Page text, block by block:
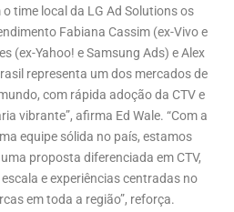
time local da LG Ad Solutions os
Fabiana Cassim (ex-Vivo e
(ex-Yahoo! e Samsung Ads) e Alex
representa um dos mercados de
com rápida adoção da CTV e
vibrante”, afirma Ed Wale. “Com a
equipe sólida no país, estamos
proposta diferenciada em CTV,
e experiências centradas no
em toda a região”, reforça.